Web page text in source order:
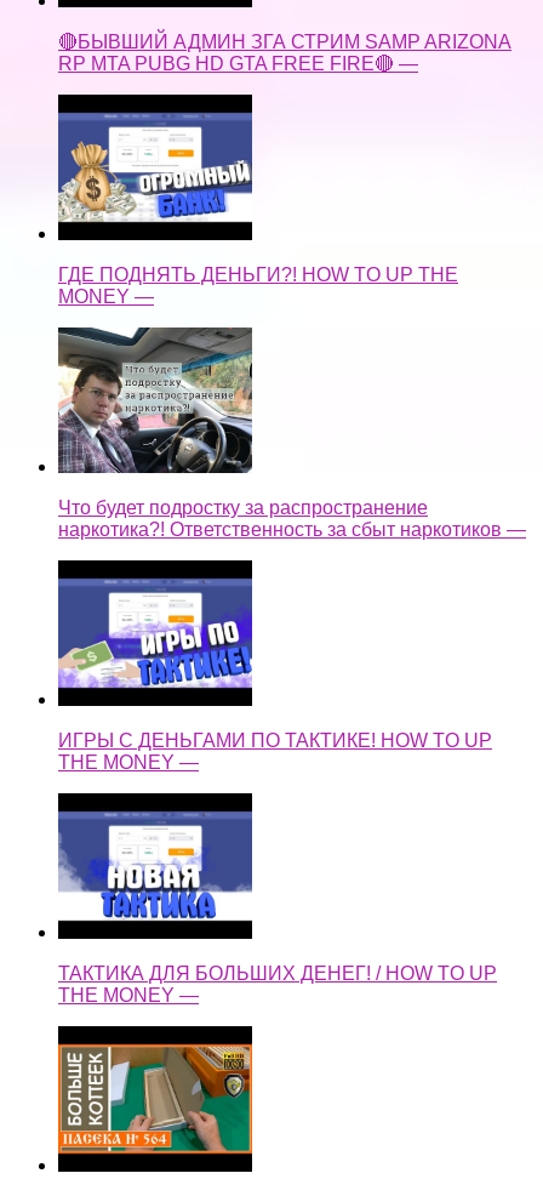
🔴БЫВШИЙ АДМИН ЗГА СТРИМ SAMP ARIZONA
RP MTA PUBG HD GTA FREE FIRE🔴 —
ГДЕ ПОДНЯТЬ ДЕНЬГИ?! HOW TO UP THE
MONEY —
Что будет подростку за распространение
наркотика?! Ответственность за сбыт наркотиков —
ИГРЫ С ДЕНЬГАМИ ПО ТАКТИКЕ! HOW TO UP
THE MONEY —
ТАКТИКА ДЛЯ БОЛЬШИХ ДЕНЕГ! / HOW TO UP
THE MONEY —